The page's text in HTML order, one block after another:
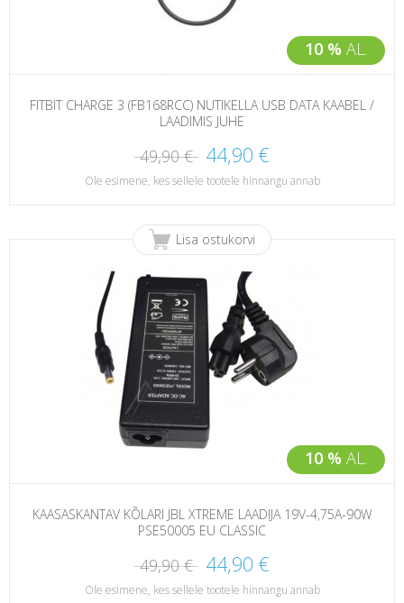
10 % AL.
FITBIT CHARGE 3 (FB168RCC) NUTIKELLA USB DATA KAABEL /
LAADIMIS JUHE
49,90 € 44,90 €
Ole esimene, kes sellele tootele hinnangu annab
10 % AL.
Lisa ostukorvi
KAASASKANTAV KÕLARI JBL XTREME LAADIJA 19V-4,75A-90W
PSE50005 EU CLASSIC
49,90 € 44,90 €
Ole esimene, kes sellele tootele hinnangu annab